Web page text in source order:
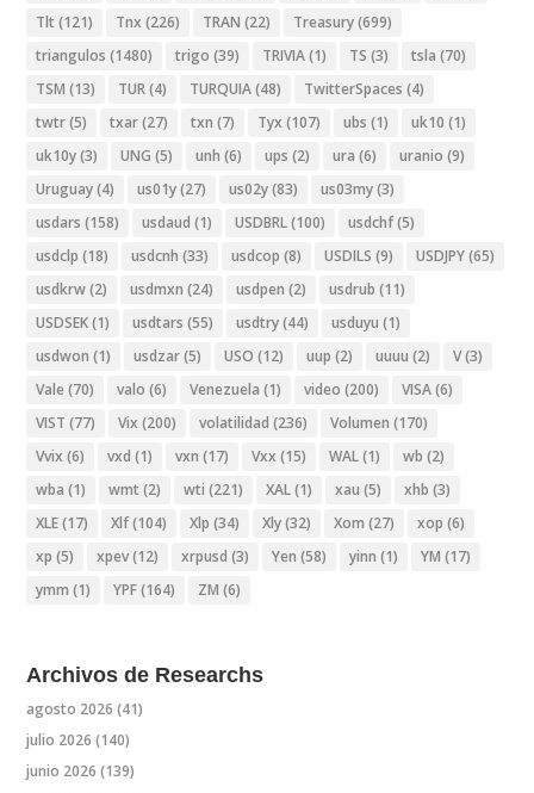
Tlt (121) Tnx (226) TRAN (22) Treasury(699)
triangulos (1480) trigo (39) TRIVIA(1) TS (3) tsla (70)
TSM (13) TUR(4) TURQUIA(48) TwitterSpaces (4)
twtr(5) txar(27) txn (7) Tyx (107) ubs (1) uk10 (1)
uk10y(3) UNG (5) unh (6) ups (2) ura (6) uranio (9)
Uruguay(4) us01y(27) us02y(83) us03my(3)
usdars (158) usdaud (1) USDBRL(100) usdchf(5)
usdclp (18) usdcnh (33) usdcop (8) USDILS (9) USDJPY(65)
usdkrw(2) usdmxn (24) usdpen (2) usdrub (11)
USDSEK(1) usdtars (55) usdtry(44) usduyu (1)
usdwon (1) usdzar(5) USO (12) uup (2) uuuu (2) V(3)
Vale (70) valo (6) Venezuela (1) video (200) VISA(6)
VIST (77) Vix (200) volatilidad (236) Volumen (170)
Vvix (6) vxd (1) vxn (17) Vxx (15) WAL(1) wb (2)
wba (1) wmt (2) wti (221) XAL(1) xau (5) xhb (3)
XLE(17) Xlf(104) Xlp (34) Xly(32) Xom (27) xop (6)
xp (5) xpev(12) xrpusd (3) Yen (58) yinn (1) YM (17)
ymm (1) YPF(164) ZM (6)
Archivos de Researchs
agosto 2026 (41)
julio 2026 (140)
junio 2026 (139)